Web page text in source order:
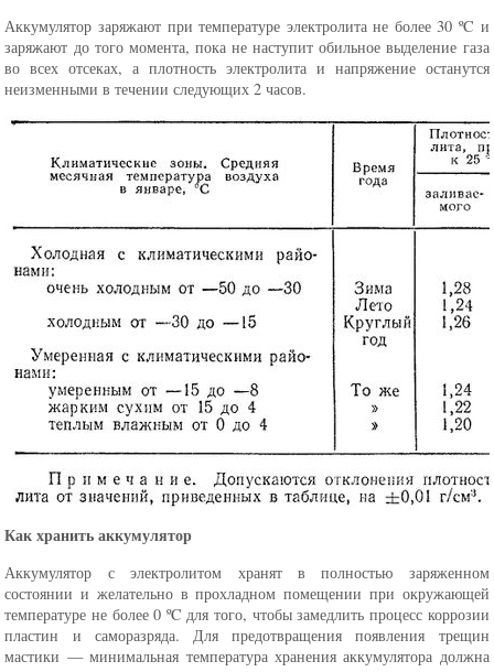
Аккумулятор заряжают при температуре электролита не более 30 ºC и
заряжают до того момента, пока не наступит обильное выделение газа
во всех отсеках, а плотность электролита и напряжение останутся
неизменными в течении следующих 2 часов.
Как хранить аккумулятор
Аккумулятор с электролитом хранят в полностью заряженном
состоянии и желательно в прохладном помещении при окружающей
температуре не более 0 ºC для того, чтобы замедлить процесс коррозии
пластин и саморазряда. Для предотвращения появления трещин
мастики — минимальная температура хранения аккумулятора должна